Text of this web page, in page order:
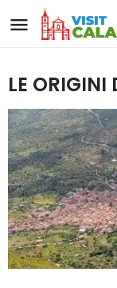
LE ORIGINI